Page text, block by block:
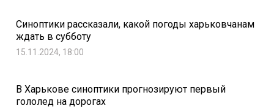
Синоптики рассказали, какой погоды харьковчанам
ждать в субботу
15.11.2024, 18:00
В Харькове синоптики прогнозируют первый
гололед на дорогах